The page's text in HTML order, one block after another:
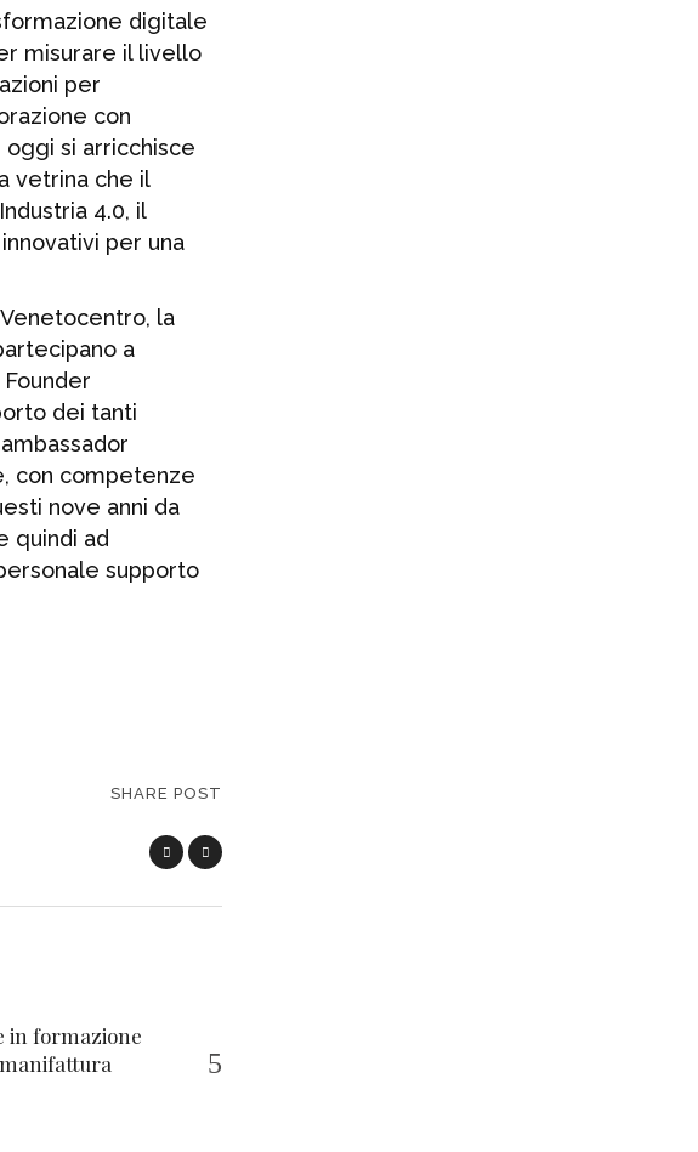
digitale
misurare il livello
per
con
si arricchisce
vetrina che il
4.0, il
per una
la
a
dei tanti
con competenze
nove anni da
quindi ad
supporto
SHARE POST
in formazione